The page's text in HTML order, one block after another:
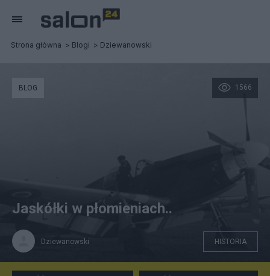
Strona główna Blogi Dziewanowski
Samo piękno - P-51B Mustang..
1566
BLOG
Jaskółki w płomieniach..
Dziewanowski HISTORIA